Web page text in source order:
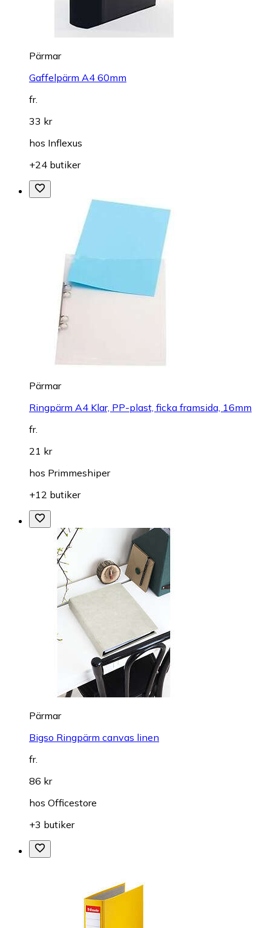
Pärmar
Gaffelpärm A4 60mm
fr.
33 kr
hos Inflexus
+24 butiker
Pärmar
Ringpärm A4 Klar, PP-plast, ficka framsida, 16mm
fr.
21 kr
hos Primmeshiper
+12 butiker
Pärmar
Bigso Ringpärm canvas linen
fr.
86 kr
hos Officestore
+3 butiker